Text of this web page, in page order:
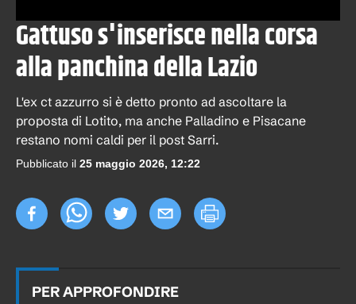
Gattuso s'inserisce nella corsa
alla panchina della Lazio
L'ex ct azzurro si è detto pronto ad ascoltare la
proposta di Lotito, ma anche Palladino e Pisacane
restano nomi caldi per il post Sarri.
Pubblicato il 25 maggio 2026, 12:22
PER APPROFONDIRE